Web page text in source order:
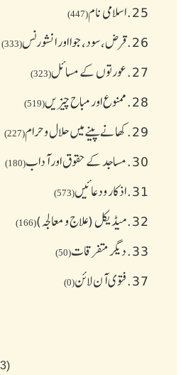
25. اسلامی نام(447)
26. قرض،سود، جوا اور انشورنس(333)
27. عورتوں کے مسائل(323)
28. ممنوع اور مباح چیز یں(519)
29. کھانے پینے میں حلال و حرام(227)
30. مساجد کے حقوق اور آداب(180)
31. اذکار ودعائیں(573)
32. میڈیکل (علاج و معالجہ)(166)
33. دیگر متفرقات(50)
37. فتوی آن لائن(0)